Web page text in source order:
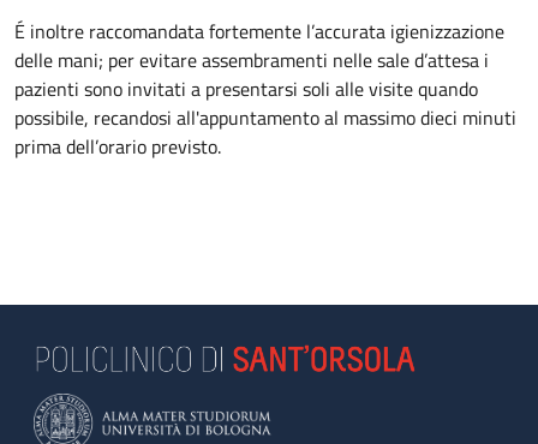
É inoltre raccomandata fortemente l’accurata igienizzazione
delle mani; per evitare assembramenti nelle sale d’attesa i
pazienti sono invitati a presentarsi soli alle visite quando
possibile, recandosi all'appuntamento al massimo dieci minuti
prima dell’orario previsto.